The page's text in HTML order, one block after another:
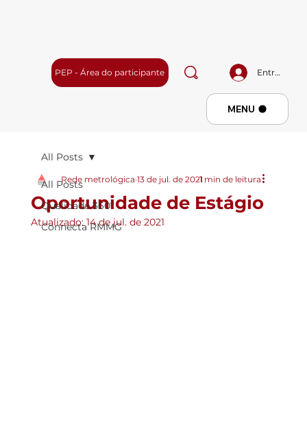
Entrar
PEP - Área do participante
Menu
MENU
All Posts
Qualidade 360º
Connecta RMMG
All Posts
Oportunidade de Estágio
Rede metrológica 13 de jul. de 20211 min de leitura
Atualizado:14 de jul. de 2021